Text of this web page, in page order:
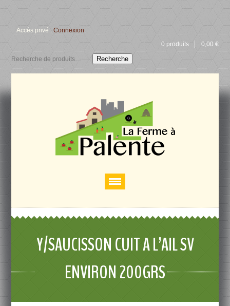
Accès privé :Connexion
0 produits
0,00 €
Recherche
Y/SAUCISSON CUIT A L’AIL SV
ENVIRON 200GRS